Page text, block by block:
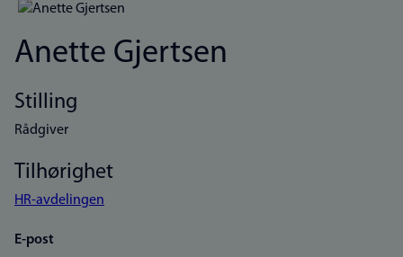
Anette Gjertsen
Stilling
Rådgiver
Tilhørighet
HR-avdelingen
E-post